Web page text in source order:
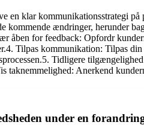
en klar kommunikationsstrategi
kommende ændringer, herunder
åben for feedback: Opfordr
Tilpas kommunikation: Tilpas
Tidligere
taknemmelighed: Anerkend
under en